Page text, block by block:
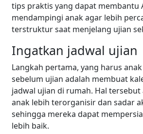
tips praktis yang dapat membantu
mendampingi anak agar lebih
terstruktur saat menjelang ujian
Ingatkan jadwal ujian
Langkah pertama, yang harus
sebelum ujian adalah membuat
jadwal ujian di rumah. Hal
anak lebih terorganisir dan sadar
sehingga mereka dapat
lebih baik.